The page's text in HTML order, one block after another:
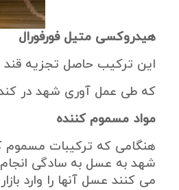
هیدروکسی متیل فورفورال
این ترکیب حاصل تجزیه قند
که طی عمل آوری شهد در
مواد مسموم کننده
هنگامی که ترکیبات مسموم
شهد به عسل به سادگی
می کنند عسل آنها را وارد